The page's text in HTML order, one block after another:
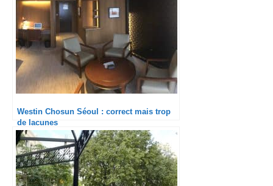
Westin Chosun Séoul : correct mais trop
de lacunes